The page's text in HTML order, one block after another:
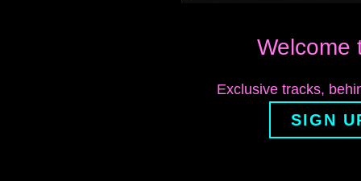
Welcome
Exclusive tracks,
SIGN